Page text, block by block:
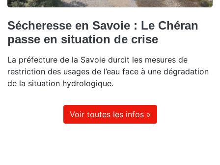
Sécheresse en Savoie : Le Chéran
passe en situation de crise
La préfecture de la Savoie durcit les mesures de
restriction des usages de l’eau face à une dégradation
de la situation hydrologique.
Voir toutes les infos »